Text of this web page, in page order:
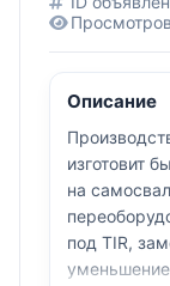
Описание
изготовит
на
под TIR,